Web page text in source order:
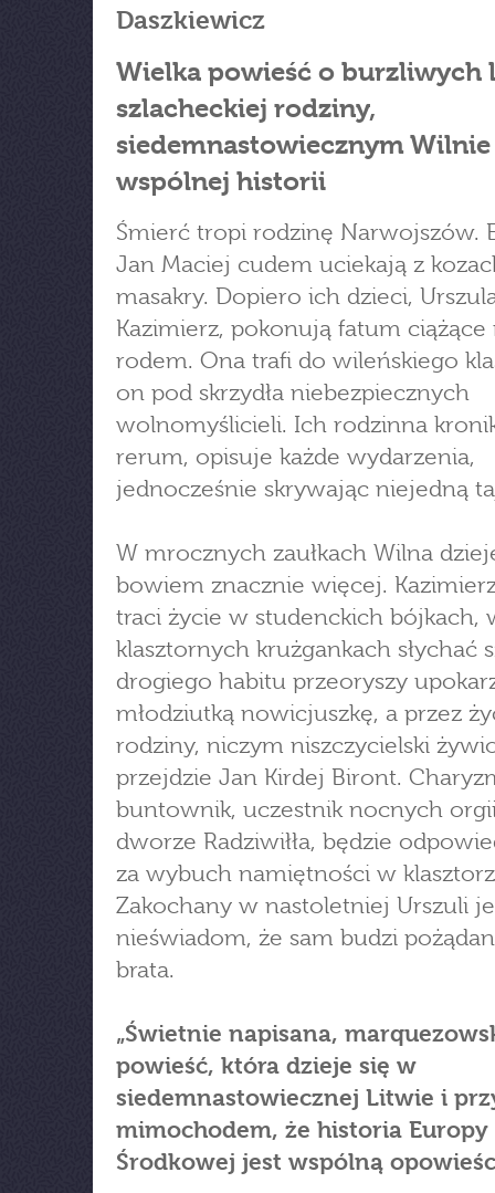
Daszkiewicz
Wielka powieść o burzliwych
szlacheckiej rodziny,
siedemnastowiecznym Wilnie
wspólnej historii
Śmierć tropi rodzinę Narwojszów.
Jan Maciej cudem uciekają z
masakry. Dopiero ich dzieci,
Kazimierz, pokonują fatum ciążące
rodem. Ona trafi do wileńskiego
on pod skrzydła niebezpiecznych
wolnomyślicieli. Ich rodzinna
rerum, opisuje każde wydarzenia,
jednocześnie skrywając niejedną
W mrocznych zaułkach Wilna
bowiem znacznie więcej.
traci życie w studenckich bójkach,
klasztornych krużgankach słychać
drogiego habitu przeoryszy
młodziutką nowicjuszkę, a przez
rodziny, niczym niszczycielski
przejdzie Jan Kirdej Biront.
buntownik, uczestnik nocnych
dworze Radziwiłła, będzie
za wybuch namiętności w
Zakochany w nastoletniej Urszuli
nieświadom, że sam budzi
brata.
„Świetnie napisana,
powieść, która dzieje się w
siedemnastowiecznej Litwie i
mimochodem, że historia Europy
Środkowej jest wspólną